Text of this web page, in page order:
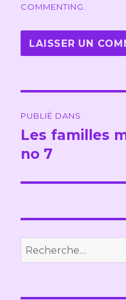
COMMENTING.
de
l’article
PUBLIÉ DANS
Les familles
no 7
Recherche
pour :